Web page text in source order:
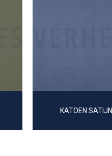
KATOEN SATIJN